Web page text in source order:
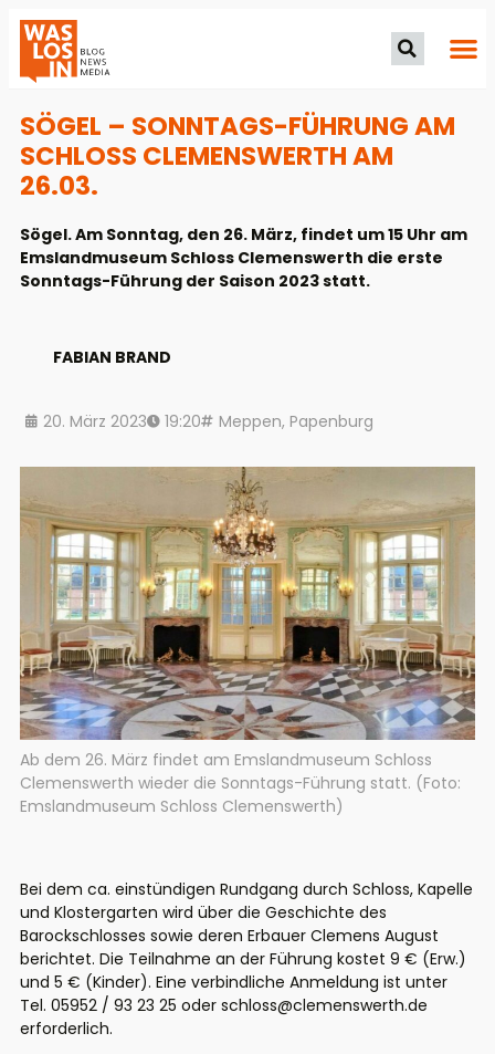
SÖGEL – SONNTAGS-FÜHRUNG AM
SCHLOSS CLEMENSWERTH AM
26.03.
Sögel. Am Sonntag, den 26. März, findet um 15 Uhr am
Emslandmuseum Schloss Clemenswerth die erste
Sonntags-Führung der Saison 2023 statt.
FABIAN BRAND
20. März 2023 19:20 Meppen, Papenburg
Ab dem 26. März findet am Emslandmuseum Schloss
Clemenswerth wieder die Sonntags-Führung statt. (Foto:
Emslandmuseum Schloss Clemenswerth)
Bei dem ca. einstündigen Rundgang durch Schloss, Kapelle
und Klostergarten wird über die Geschichte des
Barockschlosses sowie deren Erbauer Clemens August
berichtet. Die Teilnahme an der Führung kostet 9 € (Erw.)
und 5 € (Kinder). Eine verbindliche Anmeldung ist unter
Tel. 05952 / 93 23 25 oder schloss@clemenswerth.de
erforderlich.